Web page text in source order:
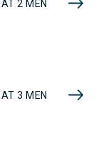
2 MEN
3 MEN